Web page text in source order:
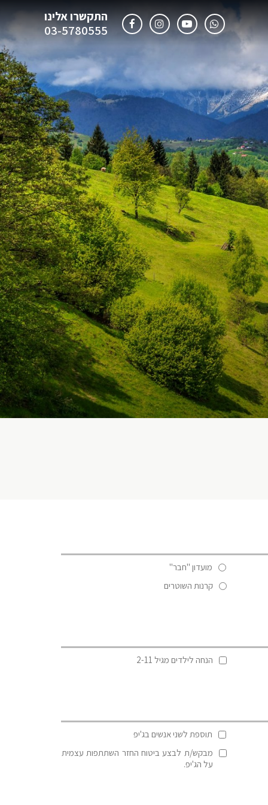
התקשרו אלינו
03-5780555
מועדון "חבר"
קרנות השוטרים
הנחה לילדים מגיל 2-11
תוספת לשני אנשים בג'יפ
מבקש/ת לבצע ביטוח החזר השתתפות עצמית
על הג'יפ.